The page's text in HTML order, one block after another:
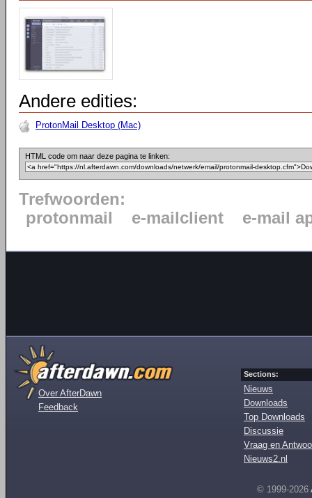
Andere edities:
ProtonMail Desktop (Mac)
HTML code om naar deze pagina te linken:
Trefwoorden:
protonmail
e-mailclient e-mail
Over AfterDawn
Feedback
Sections:
Nieuws
Downloads
Top Downloads
Discussie
Vraag en
Nieuws2.nl
© 1999-2026